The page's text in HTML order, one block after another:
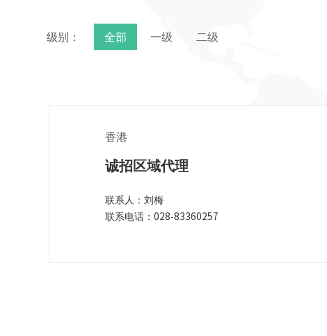
级别： 全部 一级 二级
香港
诚招区域代理
联系人：刘梅
联系电话：028-83360257